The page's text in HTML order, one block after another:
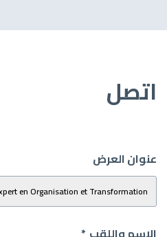
اتصل
Section
left
عنوان العرض